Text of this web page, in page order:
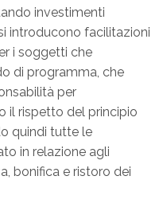
investimenti
introducono facilitazioni
i soggetti che
di programma, che
per
il rispetto del principio
quindi tutte le
in relazione agli
bonifica e ristoro dei